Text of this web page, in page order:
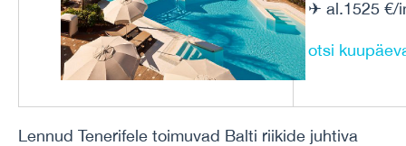
✈ al.1525 €/
otsi
Lennud Tenerifele toimuvad Balti riikide juhtiva